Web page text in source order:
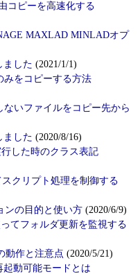
コピーを高速化する
MAXLAD MINLADオプ
ました (2021/1/1)
みをコピーする方法
ないファイルをコピー先から
ました (2020/8/16)
行した時のクラス表記
クリプト処理を制御する
ンの目的と使い方 (2020/6/9)
てフォルダ更新を監視する
動作と注意点 (2020/5/21)
起動可能モードとは